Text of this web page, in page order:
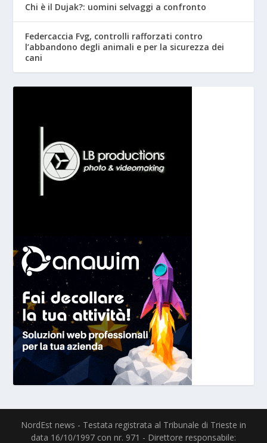
Chi è il Dujak?: uomini selvaggi a confronto
Federcaccia Fvg, controlli rafforzati contro
l’abbandono degli animali e per la sicurezza dei
cani
NordEst news - Testata registrata al Tribunale di Trieste in
data 16/10/1997 con nr. 971 - Direttore responsabile: